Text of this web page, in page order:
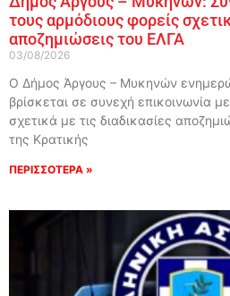
τους αρμόδιους φορείς
αποζημιώσεις του ΕΛΓΑ
03/08/2026
Ο Δήμος Άργους – Μυκηνών
βρίσκεται σε συνεχή επικοινωνία
σχετικά με τις διαδικασίες
της Κρατικής
ΠΕΡΙΣΣΟΤΕΡΑ »